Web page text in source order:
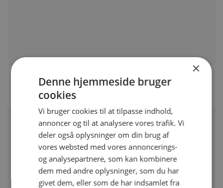
Stigegolf original
kr.499,00 – kr.1.049,00Prisinterval:
kr. 499,00
×
Denne hjemmeside bruger
cookies
Vi bruger cookies til at tilpasse indhold,
annoncer og til at analysere vores trafik. Vi
deler også oplysninger om din brug af
vores websted med vores annoncerings-
og analysepartnere, som kan kombinere
dem med andre oplysninger, som du har
givet dem, eller som de har indsamlet fra